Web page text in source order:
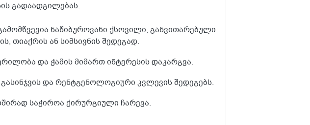
გადაადგილებას.
ნაწიბუროვანი ქსოვილი, განვითარებული
თიაქრის ან სიმსივნის შედეგად.
და ჭამის მიმართ ინტერესის დაკარგვა.
და რენტგენოლოგიური კვლევის შედეგებს.
საჭიროა ქირურგიული ჩარევა.